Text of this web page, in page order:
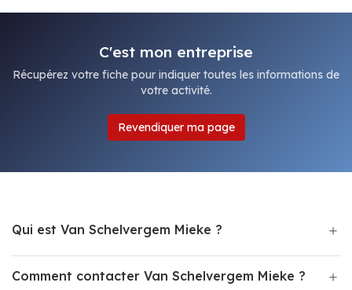
C'est mon entreprise
Récupérez votre fiche pour indiquer toutes les informations de
votre activité.
Revendiquer ma page
Qui est Van Schelvergem Mieke ?
Comment contacter Van Schelvergem Mieke ?